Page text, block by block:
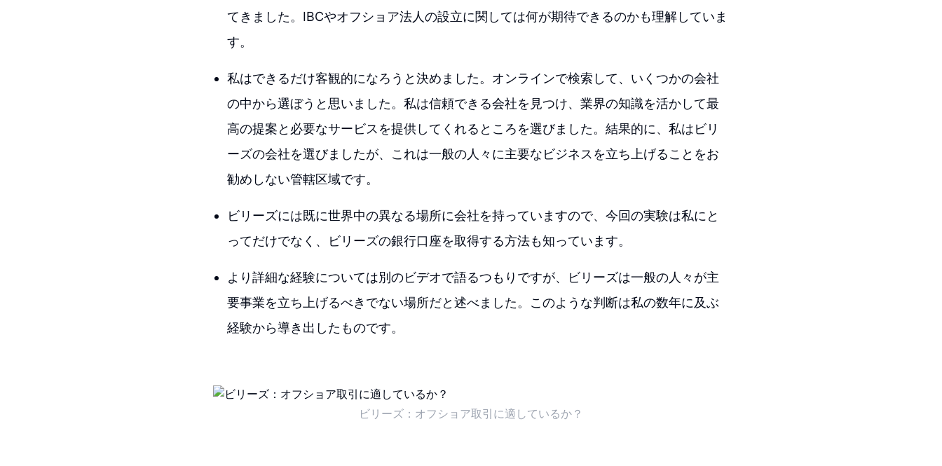
てきました。IBCやオフショア法人の設立に関しては何が期待できるのかも理解していま
す。
私はできるだけ客観的になろうと決めました。オンラインで検索して、いくつかの会社
の中から選ぼうと思いました。私は信頼できる会社を見つけ、業界の知識を活かして最
高の提案と必要なサービスを提供してくれるところを選びました。結果的に、私はビリ
ーズの会社を選びましたが、これは一般の人々に主要なビジネスを立ち上げることをお
勧めしない管轄区域です。
ビリーズには既に世界中の異なる場所に会社を持っていますので、今回の実験は私にと
ってだけでなく、ビリーズの銀行口座を取得する方法も知っています。
より詳細な経験については別のビデオで語るつもりですが、ビリーズは一般の人々が主
要事業を立ち上げるべきでない場所だと述べました。このような判断は私の数年に及ぶ
経験から導き出したものです。
ビリーズ：オフショア取引に適しているか？